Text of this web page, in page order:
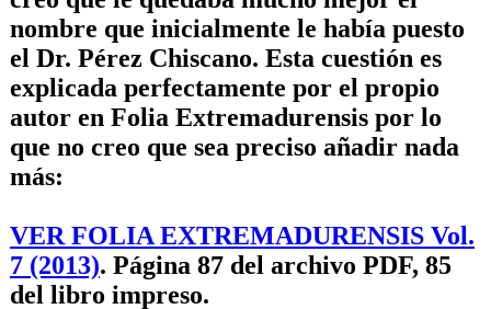
nombre que inicialmente le había puesto
el Dr. Pérez Chiscano. Esta cuestión es
explicada perfectamente por el propio
autor en Folia Extremadurensis por lo
que no creo que sea preciso añadir nada
más:
VER FOLIA EXTREMADURENSIS Vol.
7 (2013). Página 87 del archivo PDF, 85
del libro impreso.